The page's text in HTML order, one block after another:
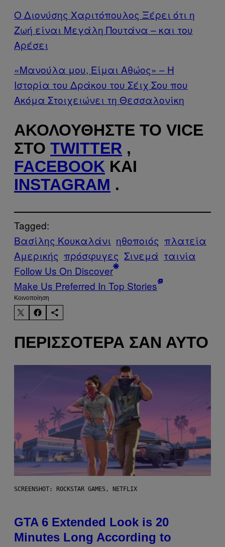
Ο Διονύσης Χαριτόπουλος Ξέρει ότι η
Ζωή είναι Μεγάλη Πουτάνα – και του
Αρέσει
«Μανούλα μου, Είμαι Αθώος» – Η
Ιστορία του Δράκου του Σέιχ Σου που
Ακόμα Στοιχειώνει τη Θεσσαλονίκη
ΑΚΟΛΟΥΘΉΣΤΕ ΤΟ VICE
ΣΤΟ TWITTER ,
FACEBOOK ΚΑΙ
INSTAGRAM .
Tagged:
Βασίλης Κουκαλάνι ηθοποιός πλατεία
Αμερικής πρόσφυγες Σινεμά ταινία
Follow Us On Discover
Make Us Preferred In Top Stories
Kοινοποίηση
ΠΕΡΙΣΣΌΤΕΡΑ ΣΑΝ ΑΥΤΌ
SCREENSHOT: ROCKSTAR GAMES, NETFLIX
GTA 6 Extended Look is 20
Minutes Long According to